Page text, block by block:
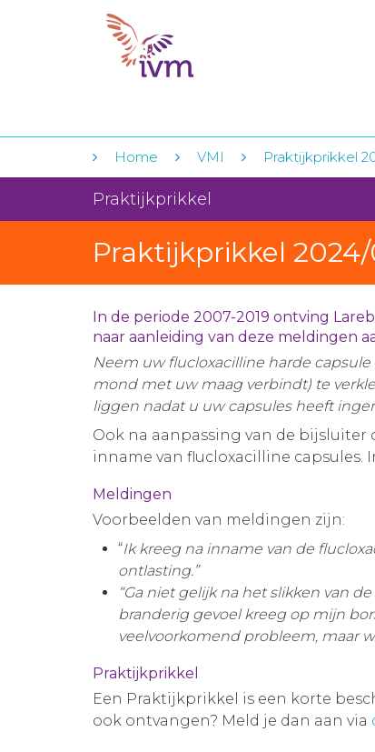
Home VMI Praktijkprikkel
Praktijkprikkel
Praktijkprikkel
In de periode 2007-2019 ontving Lareb
naar aanleiding van deze meldingen
Neem uw flucloxacilline harde
mond met uw maag verbindt) te
liggen nadat u uw capsules heeft
Ook na aanpassing van de
inname van flucloxacilline capsules.
Meldingen
Voorbeelden van meldingen zijn:
“Ik kreeg na inname van de
ontlasting.”
“Ga niet gelijk na het slikken van
branderig gevoel kreeg op mijn
veelvoorkomend probleem, maar
Praktijkprikkel
Een Praktijkprikkel is een korte
ook ontvangen? Meld je dan aan via